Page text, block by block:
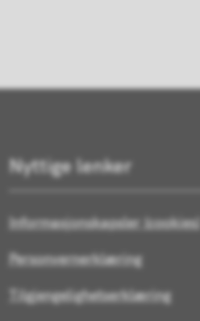
Nyttige lenker
Informasjonskapsler (cookies)
Personvernerklæring
Tilgjengelighetserklæring